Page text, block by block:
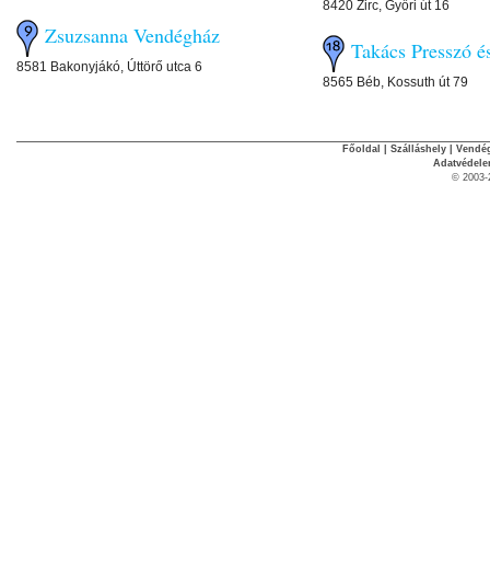
Zsuzsanna Vendégház
8581 Bakonyjákó, Úttörő utca 6
8420 Zirc, Győri út 16
Takács Presszó
8565 Béb, Kossuth út 79
Főoldal Szálláshely
© 2003-